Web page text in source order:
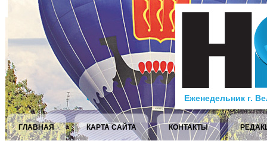
Еженедельник г.
ГЛАВНАЯ КАРТА САЙТА КОНТАКТЫ